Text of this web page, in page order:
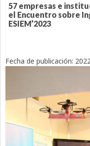
57 empresas e
el Encuentro sobre
ESIEM’2023
Fecha de publicación: